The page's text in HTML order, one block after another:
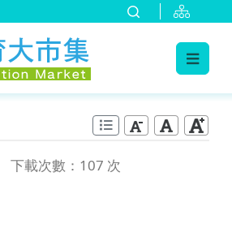
下載次數：107 次